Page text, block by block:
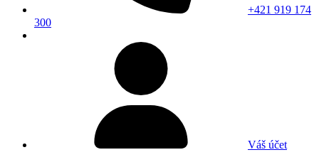
+421 919 174
300
Váš účet